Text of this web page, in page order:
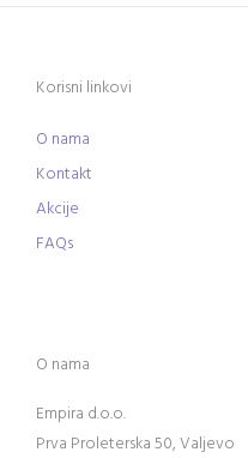
Korisni linkovi
O nama
Kontakt
Akcije
FAQs
O nama
Empira d.o.o.
Prva Proleterska 50, Valjevo